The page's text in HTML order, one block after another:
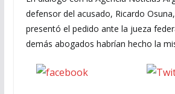
defensor del acusado, Ricardo
presentó el pedido ante la jueza
demás abogados habrían hecho la